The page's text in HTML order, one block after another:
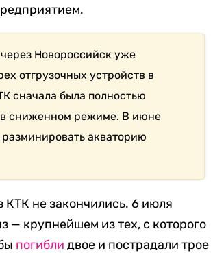
Новороссийск уже
отгрузочных устройств в
сначала была полностью
в сниженном режиме. В июне
акваторию
КТК не закончились. 6 июля
— крупнейшем из тех, с которого
погибли двое и пострадали трое